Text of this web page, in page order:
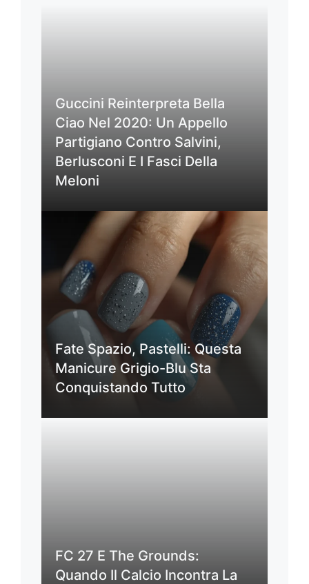
Guccini Reinterpreta Bella
Ciao Nel 2020: Un Appello
Partigiano Contro Salvini,
Berlusconi E I Fasci Della
Meloni
Fate Spazio, Pastelli: Questa
Manicure Grigio-Blu Sta
Conquistando Tutto
FC 27 E The Grounds:
Quando Il Calcio Incontra La